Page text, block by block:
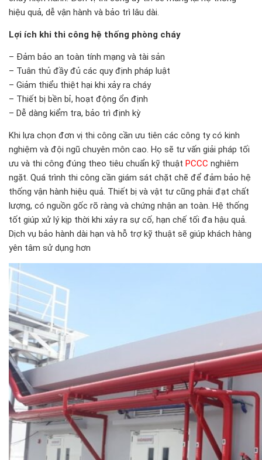
hiệu quả, dễ vận hành và bảo trì lâu dài.
Lợi ích khi thi công hệ thống phòng cháy
– Đảm bảo an toàn tính mạng và tài sản
– Tuân thủ đầy đủ các quy định pháp luật
– Giảm thiểu thiệt hại khi xảy ra cháy
– Thiết bị bền bỉ, hoạt động ổn định
– Dễ dàng kiểm tra, bảo trì định kỳ
Khi lựa chọn đơn vị thi công cần ưu tiên các công ty có kinh
nghiệm và đội ngũ chuyên môn cao. Họ sẽ tư vấn giải pháp tối
ưu và thi công đúng theo tiêu chuẩn kỹ thuật PCCC nghiêm
ngặt. Quá trình thi công cần giám sát chặt chẽ để đảm bảo hệ
thống vận hành hiệu quả. Thiết bị và vật tư cũng phải đạt chất
lượng, có nguồn gốc rõ ràng và chứng nhận an toàn. Hệ thống
tốt giúp xử lý kịp thời khi xảy ra sự cố, hạn chế tối đa hậu quả.
Dịch vụ bảo hành dài hạn và hỗ trợ kỹ thuật sẽ giúp khách hàng
yên tâm sử dụng hơn